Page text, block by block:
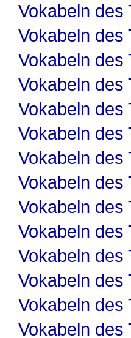
Vokabeln des
Vokabeln des
Vokabeln des
Vokabeln des
Vokabeln des
Vokabeln des
Vokabeln des
Vokabeln des
Vokabeln des
Vokabeln des
Vokabeln des
Vokabeln des
Vokabeln des
Vokabeln des